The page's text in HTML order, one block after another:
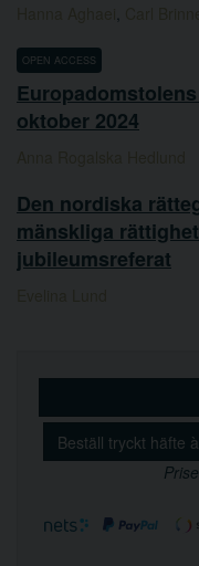
OPEN ACCESS
oktober 2024
Den nordiska
mänskliga
jubileumsreferat
Beställ tryckt häfte